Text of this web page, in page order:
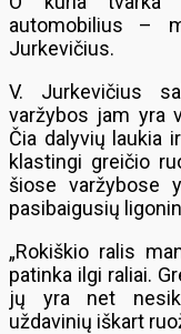
automobilius –
Jurkevičius.
V. Jurkevičius
varžybos jam yra
Čia dalyvių laukia
klastingi greičio
šiose varžybose
pasibaigusių
„Rokiškio ralis
patinka ilgi raliai.
jų yra net
uždavinių iškart